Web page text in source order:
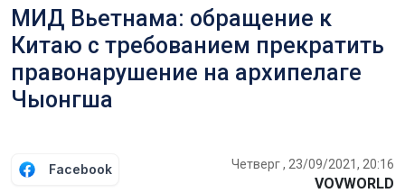
МИД Вьетнама: обращение к
Китаю с требованием прекратить
правонарушение на архипелаге
Чыонгша
Facebook Четверг , 23/09/2021, 20:16
VOVWORLD